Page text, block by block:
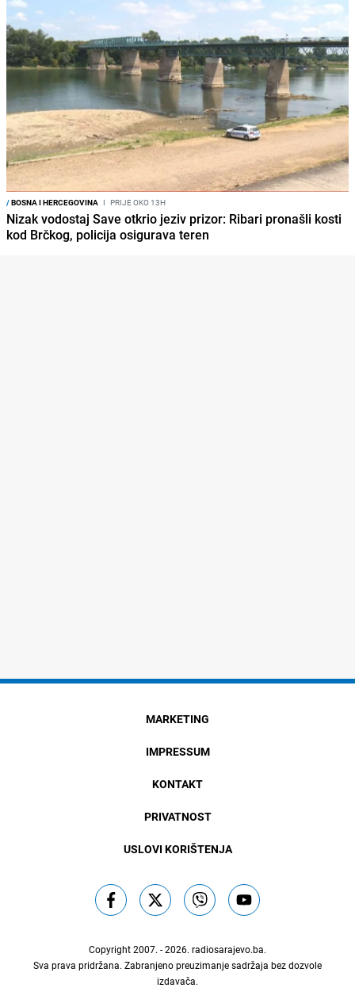
/BOSNA I HERCEGOVINA I PRIJE OKO 13H
Nizak vodostaj Save otkrio jeziv prizor: Ribari pronašli kosti
kod Brčkog, policija osigurava teren
MARKETING
IMPRESSUM
KONTAKT
PRIVATNOST
USLOVI KORIŠTENJA
Copyright 2007. - 2026. radiosarajevo.ba.
Sva prava pridržana. Zabranjeno preuzimanje sadržaja bez dozvole
izdavača.